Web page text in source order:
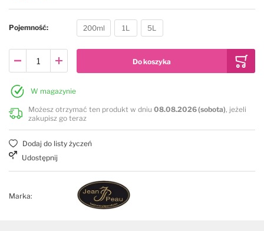
Pojemność 200ml 1L 5L
W magazynie
Możesz otrzymać ten produkt w dniu08.08.2026 (sobota), jeżeli
zakupisz go teraz
Dodaj do listy życzeń
Udostępnij
Marka: